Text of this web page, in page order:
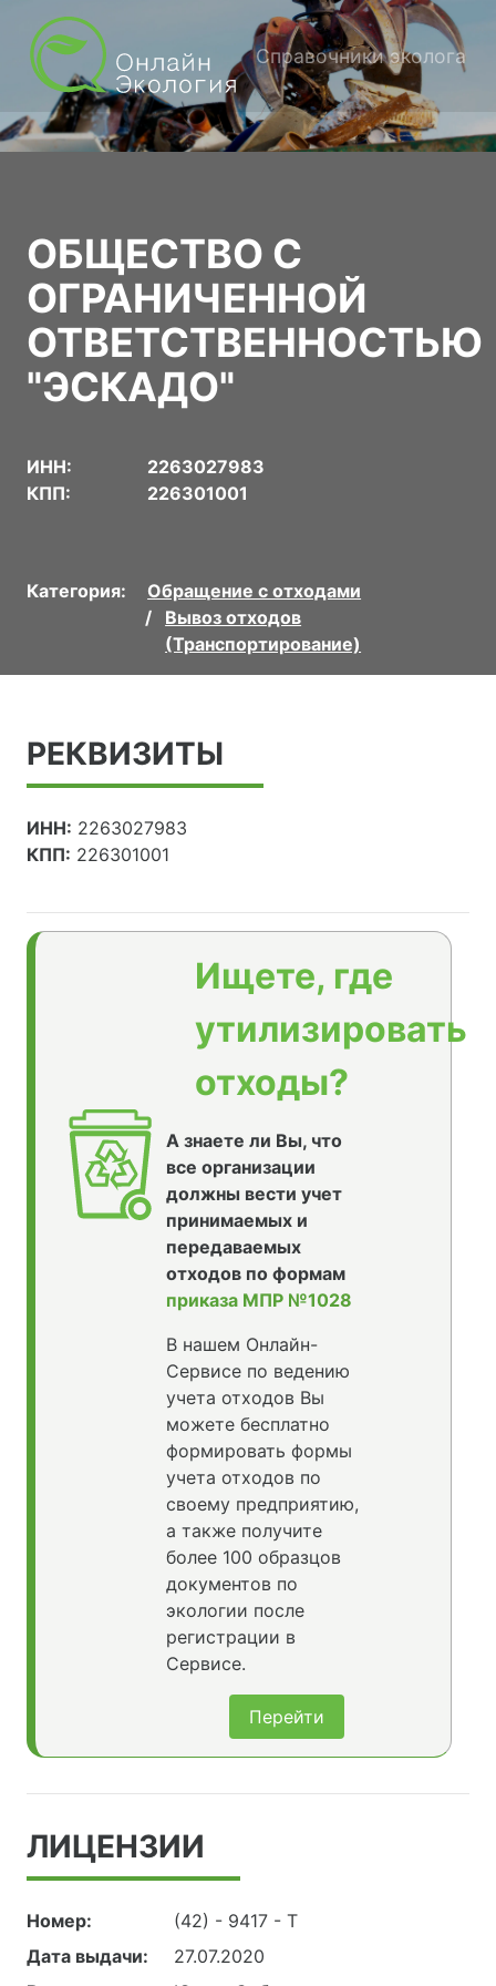
Справочники эколога
ОБЩЕСТВО С
ОГРАНИЧЕННОЙ
ОТВЕТСТВЕННОСТЬЮ
"ЭСКАДО"
ИНН:
2263027983
КПП:
226301001
Категория:
Обращение с отходами
Вывоз отходов
(Транспортирование)
РЕКВИЗИТЫ
ИНН: 2263027983
КПП: 226301001
Ищете, где
утилизировать
отходы?
А знаете ли Вы, что
все организации
должны вести учет
принимаемых и
передаваемых
отходов по формам
приказа МПР №1028
В нашем Онлайн-
Сервисе по ведению
учета отходов Вы
можете бесплатно
формировать формы
учета отходов по
своему предприятию,
а также получите
более 100 образцов
документов по
экологии после
регистрации в
Сервисе.
Перейти
ЛИЦЕНЗИИ
Номер:
(42) - 9417 - Т
Дата выдачи:
27.07.2020